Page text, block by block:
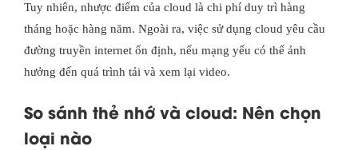
Tuy nhiên, nhược điểm của cloud là chi phí duy trì hàng
tháng hoặc hàng năm. Ngoài ra, việc sử dụng cloud yêu cầu
đường truyền internet ổn định, nếu mạng yếu có thể ảnh
hưởng đến quá trình tải và xem lại video.
So sánh thẻ nhớ và cloud: Nên chọn
loại nào